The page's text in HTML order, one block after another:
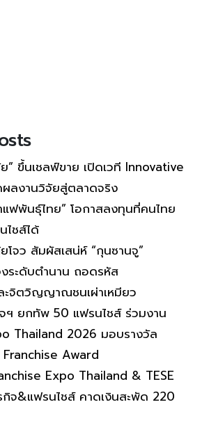
” ขึ้นเชลฟ์ขาย เปิดเวที Innovative
ลงานวิจัยสู่ตลาดจริง
แฟพันธุ์ไทย” โอกาสลงทุนที่คนไทย
ไชส์ได้
โจว สัมผัสเสน่ห์ “กุนซานจู”
ระดับตำนาน ถอดรหัส
ะจิตวิญญาณชนเผ่าเหมียว
ยกทัพ 50 แฟรนไชส์ ร่วมงาน
Thailand 2026 มอบรางวัล
Award
Expo Thailand & TESE
จ&แฟรนไชส์ คาดเงินสะพัด 220